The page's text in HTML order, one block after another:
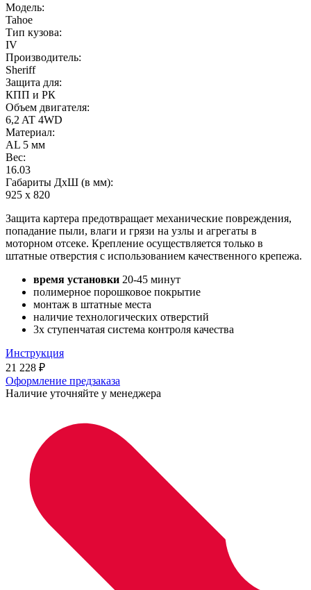
Модель:
Tahoe
Тип кузова:
IV
Производитель:
Sheriff
Защита для:
КПП и РК
Объем двигателя:
6,2 AT 4WD
Материал:
AL 5 мм
Вес:
16.03
Габариты ДхШ (в мм):
925 х 820
Защита картера предотвращает механические повреждения,
попадание пыли, влаги и грязи на узлы и агрегаты в
моторном отсеке. Крепление осуществляется только в
штатные отверстия с использованием качественного крепежа.
время установки 20-45 минут
полимерное порошковое покрытие
монтаж в штатные места
наличие технологических отверстий
3х ступенчатая система контроля качества
Инструкция
21 228 ₽
Оформление предзаказа
Наличие уточняйте у менеджера